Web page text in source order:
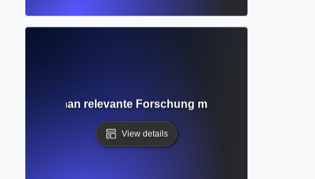
Wie man relevante Forschung mit intelligenten
View details